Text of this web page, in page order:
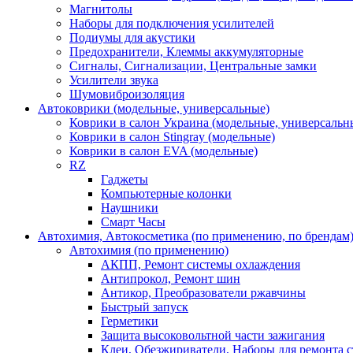
Магнитолы
Наборы для подключения усилителей
Подиумы для акустики
Предохранители, Клеммы аккумуляторные
Сигналы, Сигнализации, Центральные замки
Усилители звука
Шумовиброизоляция
Автоковрики (модельные, универсальные)
Коврики в салон Украина (модельные,
Коврики в салон Stingray (модельные)
Коврики в салон EVA (модельные)
RZ
Гаджеты
Компьютерные колонки
Наушники
Смарт Часы
Автохимия, Автокосметика (по применению, по брендам)
Автохимия (по применению)
АКПП, Ремонт системы охлаждения
Антипрокол, Ремонт шин
Антикор, Преобразователи ржавчины
Быстрый запуск
Герметики
Защита высоковольтной части зажигания
Клеи, Обезжириватели, Наборы для ремонта